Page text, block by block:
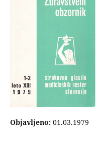
Objavljeno: 01.03.1979